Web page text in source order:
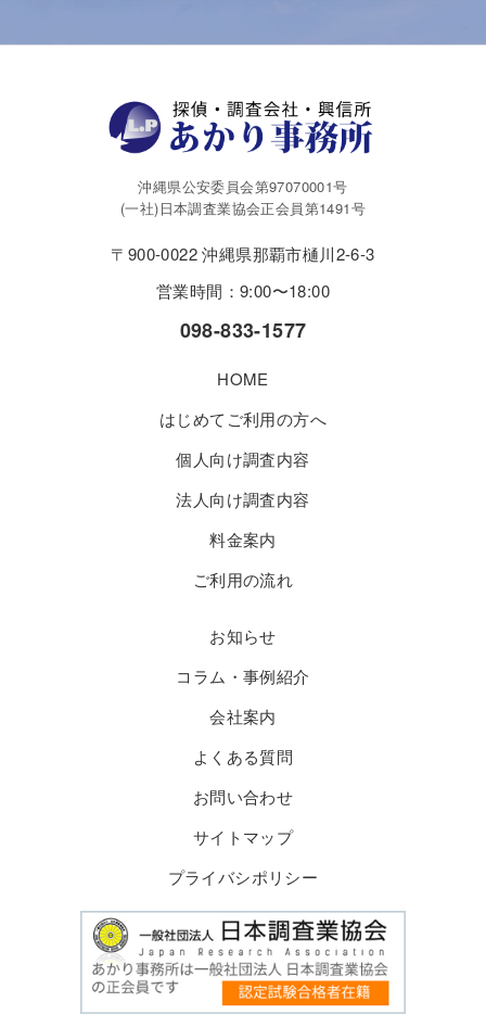
沖縄県公安委員会第97070001号
(一社)日本調査業協会正会員第1491号
〒900-0022 沖縄県那覇市樋川2-6-3
営業時間：9:00〜18:00
098-833-1577
HOME
はじめてご利用の方へ
個人向け調査内容
法人向け調査内容
料金案内
ご利用の流れ
お知らせ
コラム・事例紹介
会社案内
よくある質問
お問い合わせ
サイトマップ
プライバシポリシー